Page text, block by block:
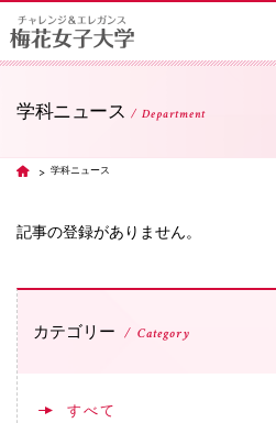
教員紹介サイト
キャンパスライフ
学科ニュース Department
TOP 学科ニュース
記事の登録がありません。
カテゴリー Category
すべて